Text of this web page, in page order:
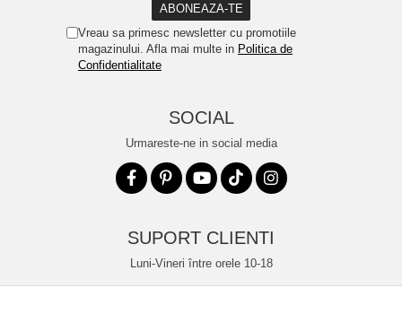
Vreau sa primesc newsletter cu promotiile
magazinului. Afla mai multe in Politica de
Confidentialitate
SOCIAL
Urmareste-ne in social media
SUPORT CLIENTI
Luni-Vineri între orele 10-18